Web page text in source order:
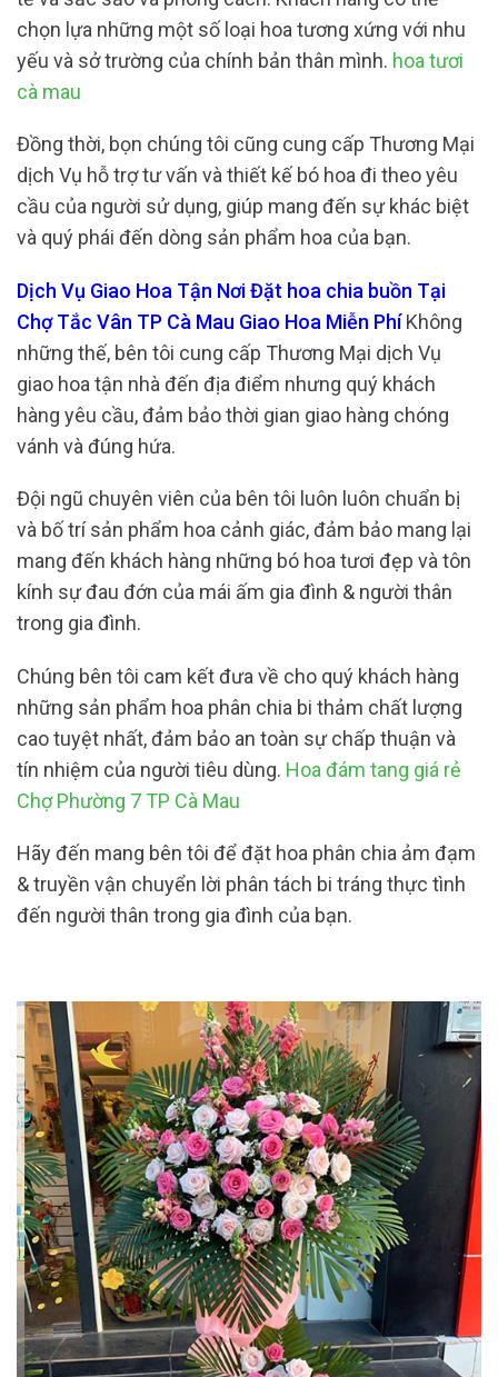
chọn lựa những một số loại hoa tương xứng với nhu
yếu và sở trường của chính bản thân mình. hoa tươi
cà mau
Đồng thời, bọn chúng tôi cũng cung cấp Thương Mại
dịch Vụ hỗ trợ tư vấn và thiết kế bó hoa đi theo yêu
cầu của người sử dụng, giúp mang đến sự khác biệt
và quý phái đến dòng sản phẩm hoa của bạn.
Dịch Vụ Giao Hoa Tận Nơi Đặt hoa chia buồn Tại
Chợ Tắc Vân TP Cà Mau Giao Hoa Miễn PhíKhông
những thế, bên tôi cung cấp Thương Mại dịch Vụ
giao hoa tận nhà đến địa điểm nhưng quý khách
hàng yêu cầu, đảm bảo thời gian giao hàng chóng
vánh và đúng hứa.
Đội ngũ chuyên viên của bên tôi luôn luôn chuẩn bị
và bố trí sản phẩm hoa cảnh giác, đảm bảo mang lại
mang đến khách hàng những bó hoa tươi đẹp và tôn
kính sự đau đớn của mái ấm gia đình & người thân
trong gia đình.
Chúng bên tôi cam kết đưa về cho quý khách hàng
những sản phẩm hoa phân chia bi thảm chất lượng
cao tuyệt nhất, đảm bảo an toàn sự chấp thuận và
tín nhiệm của người tiêu dùng. Hoa đám tang giá rẻ
Chợ Phường 7 TP Cà Mau
Hãy đến mang bên tôi để đặt hoa phân chia ảm đạm
& truyền vận chuyển lời phân tách bi tráng thực tình
đến người thân trong gia đình của bạn.